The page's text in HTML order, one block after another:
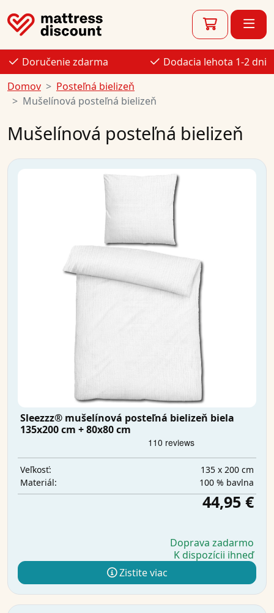
Doručenie zdarma
Dodacia lehota 1-2 dni
Domov
Posteľná bielizeň
Mušelínová posteľná bielizeň
Mušelínová posteľná bielizeň
Sleezzz® mušelínová posteľná bielizeň biela
135x200 cm + 80x80 cm
Veľkosť:
135 x 200 cm
Materiál:
100 % bavlna
44,95 €
Doprava zadarmo
K dispozícii ihneď
Zistite viac